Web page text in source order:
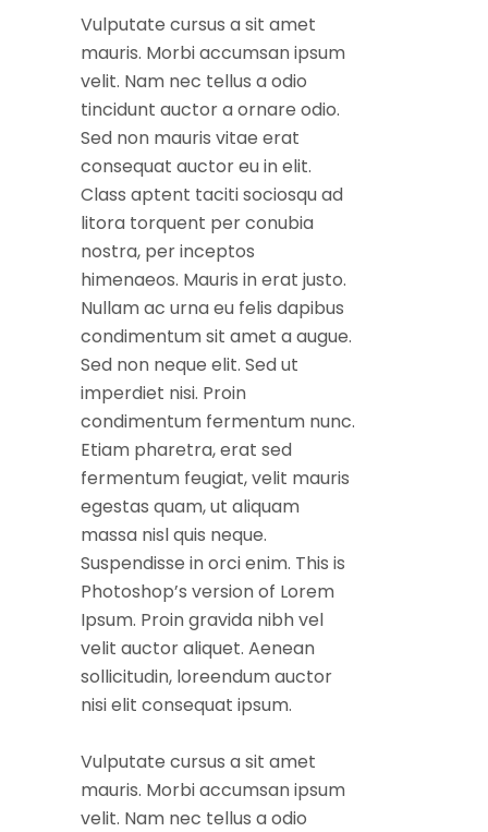
Vulputate cursus a sit amet
mauris. Morbi accumsan ipsum
velit. Nam nec tellus a odio
tincidunt auctor a ornare odio.
Sed non mauris vitae erat
consequat auctor eu in elit.
Class aptent taciti sociosqu ad
litora torquent per conubia
nostra, per inceptos
himenaeos. Mauris in erat justo.
Nullam ac urna eu felis dapibus
condimentum sit amet a augue.
Sed non neque elit. Sed ut
imperdiet nisi. Proin
condimentum fermentum nunc.
Etiam pharetra, erat sed
fermentum feugiat, velit mauris
egestas quam, ut aliquam
massa nisl quis neque.
Suspendisse in orci enim. This is
Photoshop’s version of Lorem
Ipsum. Proin gravida nibh vel
velit auctor aliquet. Aenean
sollicitudin, loreendum auctor
nisi elit consequat ipsum.
Vulputate cursus a sit amet
mauris. Morbi accumsan ipsum
velit. Nam nec tellus a odio